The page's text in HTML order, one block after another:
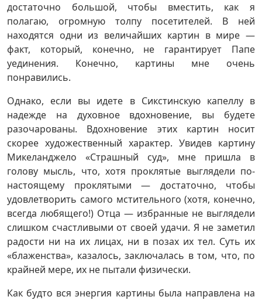
достаточно большой, чтобы вместить, как я
полагаю, огромную толпу посетителей. В ней
находятся одни из величайших картин в мире —
факт, который, конечно, не гарантирует Папе
уединения. Конечно, картины мне очень
понравились.
Однако, если вы идете в Сикстинскую капеллу в
надежде на духовное вдохновение, вы будете
разочарованы. Вдохновение этих картин носит
скорее художественный характер. Увидев картину
Микеланджело «Страшный суд», мне пришла в
голову мысль, что, хотя проклятые выглядели по-
настоящему проклятыми — достаточно, чтобы
удовлетворить самого мстительного (хотя, конечно,
всегда любящего!) Отца — избранные не выглядели
слишком счастливыми от своей удачи. Я не заметил
радости ни на их лицах, ни в позах их тел. Суть их
«блаженства», казалось, заключалась в том, что, по
крайней мере, их не пытали физически.
Как будто вся энергия картины была направлена ​​на